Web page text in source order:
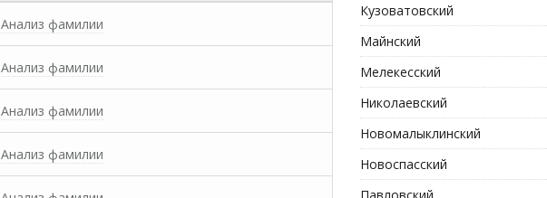
Анализ фамилии
Анализ фамилии
Анализ фамилии
Анализ фамилии
Кузоватовский
Майнский
Мелекесский
Николаевский
Новомалыклинский
Новоспасский